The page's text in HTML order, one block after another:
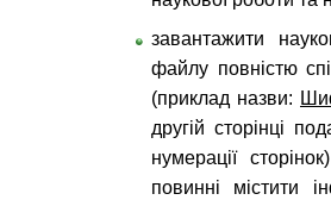
завантажити
файлу повністю
(приклад назви:
другій сторінці
нумерації
повинні містити